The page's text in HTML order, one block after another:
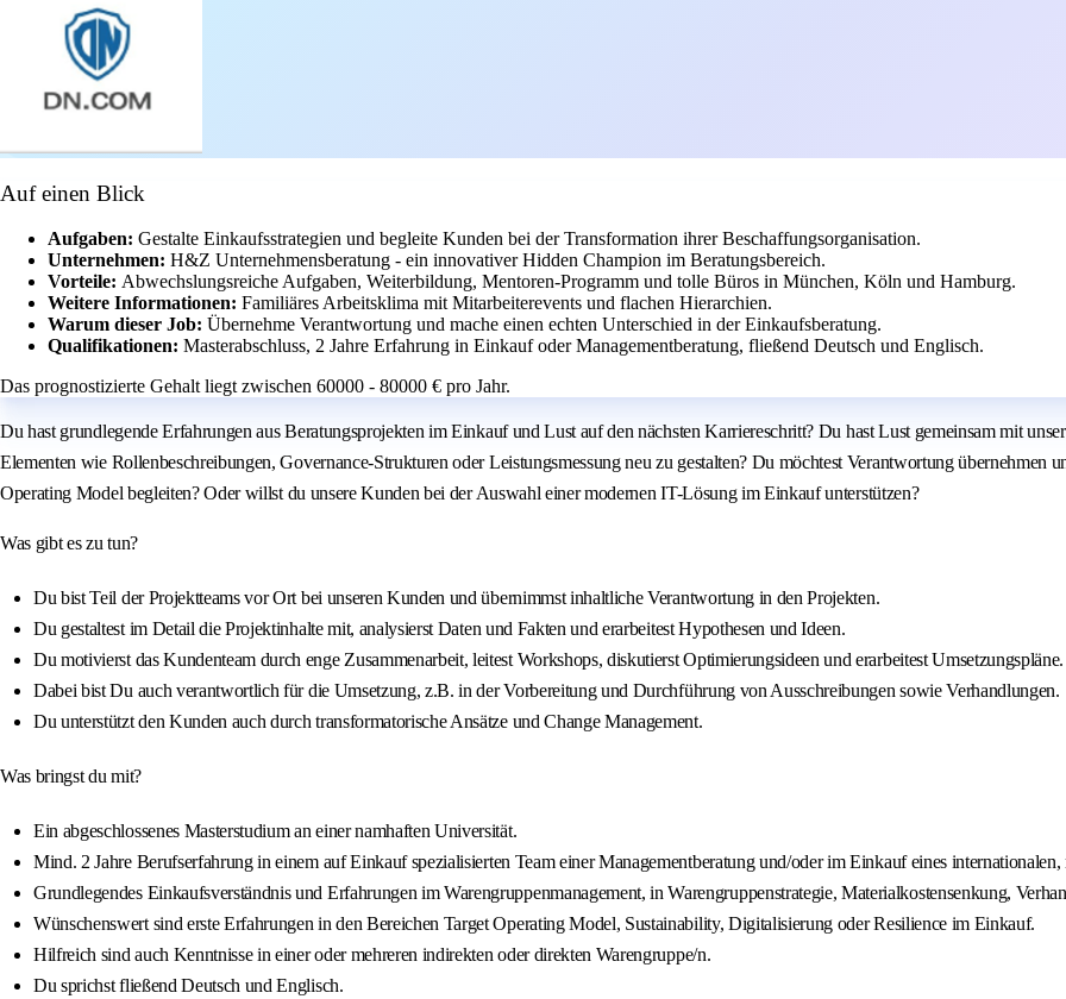
Auf einen Blick
Aufgaben: Gestalte Einkaufsstrategien und begleite Kunden bei der Transformation ihrer Beschaffungsorganisation.
Unternehmen: H&Z Unternehmensberatung - ein innovativer Hidden Champion im Beratungsbereich.
Vorteile: Abwechslungsreiche Aufgaben, Weiterbildung, Mentoren-Programm und tolle Büros in München, Köln und Hamburg.
Weitere Informationen: Familiäres Arbeitsklima mit Mitarbeiterevents und flachen Hierarchien.
Warum dieser Job: Übernehme Verantwortung und mache einen echten Unterschied in der Einkaufsberatung.
Qualifikationen: Masterabschluss, 2 Jahre Erfahrung in Einkauf oder Managementberatung, fließend Deutsch und Englisch.
Das prognostizierte Gehalt liegt zwischen 60000 - 80000 € pro Jahr.
Du hast grundlegende Erfahrungen aus Beratungsprojekten im Einkauf und Lust auf den nächsten Karriereschritt? Du hast Lust gemeinsam mit
Elementen wie Rollenbeschreibungen, Governance-Strukturen oder Leistungsmessung neu zu gestalten? Du möchtest Verantwortung übernehmen
Operating Model begleiten? Oder willst du unsere Kunden bei der Auswahl einer modernen IT-Lösung im Einkauf unterstützen?
Was gibt es zu tun?
Du bist Teil der Projektteams vor Ort bei unseren Kunden und übernimmst inhaltliche Verantwortung in den Projekten.
Du gestaltest im Detail die Projektinhalte mit, analysierst Daten und Fakten und erarbeitest Hypothesen und Ideen.
Du motivierst das Kundenteam durch enge Zusammenarbeit, leitest Workshops, diskutierst Optimierungsideen und erarbeitest Umsetzungspläne.
Dabei bist Du auch verantwortlich für die Umsetzung, z.B. in der Vorbereitung und Durchführung von Ausschreibungen sowie Verhandlungen.
Du unterstützt den Kunden auch durch transformatorische Ansätze und Change Management.
Was bringst du mit?
Ein abgeschlossenes Masterstudium an einer namhaften Universität.
Mind. 2 Jahre Berufserfahrung in einem auf Einkauf spezialisierten Team einer Managementberatung und/oder im Einkauf eines
Grundlegendes Einkaufsverständnis und Erfahrungen im Warengruppenmanagement, in Warengruppenstrategie, Materialkostensenkung,
Wünschenswert sind erste Erfahrungen in den Bereichen Target Operating Model, Sustainability, Digitalisierung oder Resilience im Einkauf.
Hilfreich sind auch Kenntnisse in einer oder mehreren indirekten oder direkten Warengruppe/n.
Du sprichst fließend Deutsch und Englisch.